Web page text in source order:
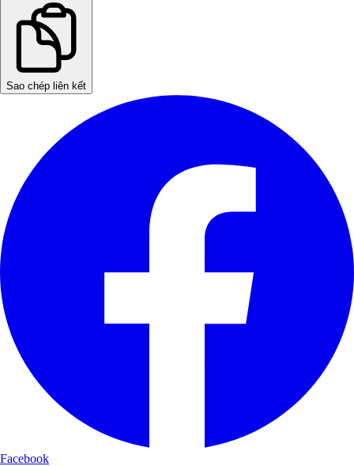
Sao chép liên kết
Facebook